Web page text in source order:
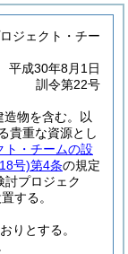
ジェクト・チー
平成30年8月1日
訓令第22号
造物を含む。以
貴重な資源とし
ト・チームの設
号)第4条の規定
討プロジェク
する。
りとする。